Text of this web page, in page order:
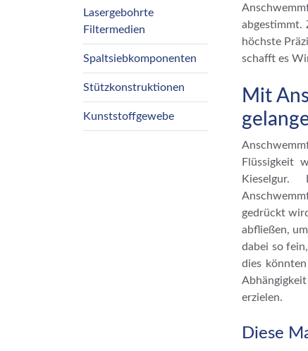
Lasergebohrte
Filtermedien
Spaltsiebkomponenten
Stützkonstruktionen
Kunststoffgewebe
abgestimmt.
höchste
schafft es
Mit
Flüssigkeit
gedrückt
abfließen,
dabei so
dies
erzielen.
Diese